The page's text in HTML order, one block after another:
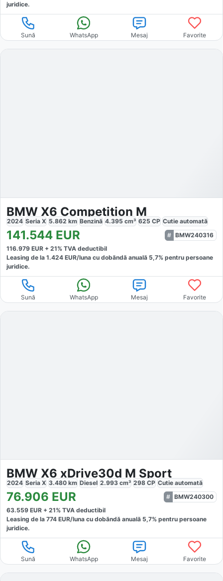
juridice.
Sună WhatsApp Mesaj Favorite
BMW X6 Competition M
2024 Seria X 5.862 km Benzină 4.395 cm³ 625 CP Cutie automată
141.544 EUR
BMW240316
116.979 EUR + 21% TVA deductibil
Leasing de la 1.424 EUR/luna cu dobăndă anuală 5,7% pentru persoane
juridice.
Sună WhatsApp Mesaj Favorite
BMW X6 xDrive30d M Sport
2024 Seria X 3.480 km Diesel 2.993 cm³ 298 CP Cutie automată
76.906 EUR
BMW240300
63.559 EUR + 21% TVA deductibil
Leasing de la 774 EUR/luna cu dobăndă anuală 5,7% pentru persoane
juridice.
Sună WhatsApp Mesaj Favorite